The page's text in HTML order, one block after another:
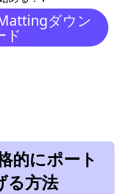
ダウン
ド
的にポート
る方法